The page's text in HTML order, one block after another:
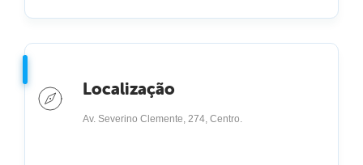
Localização
Av. Severino Clemente, 274, Centro.